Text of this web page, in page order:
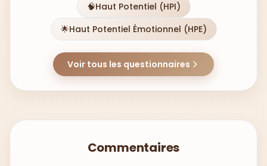
🧠Haut Potentiel (HPI)
🌟Haut Potentiel Émotionnel (HPE)
Voir tous les questionnaires
Commentaires